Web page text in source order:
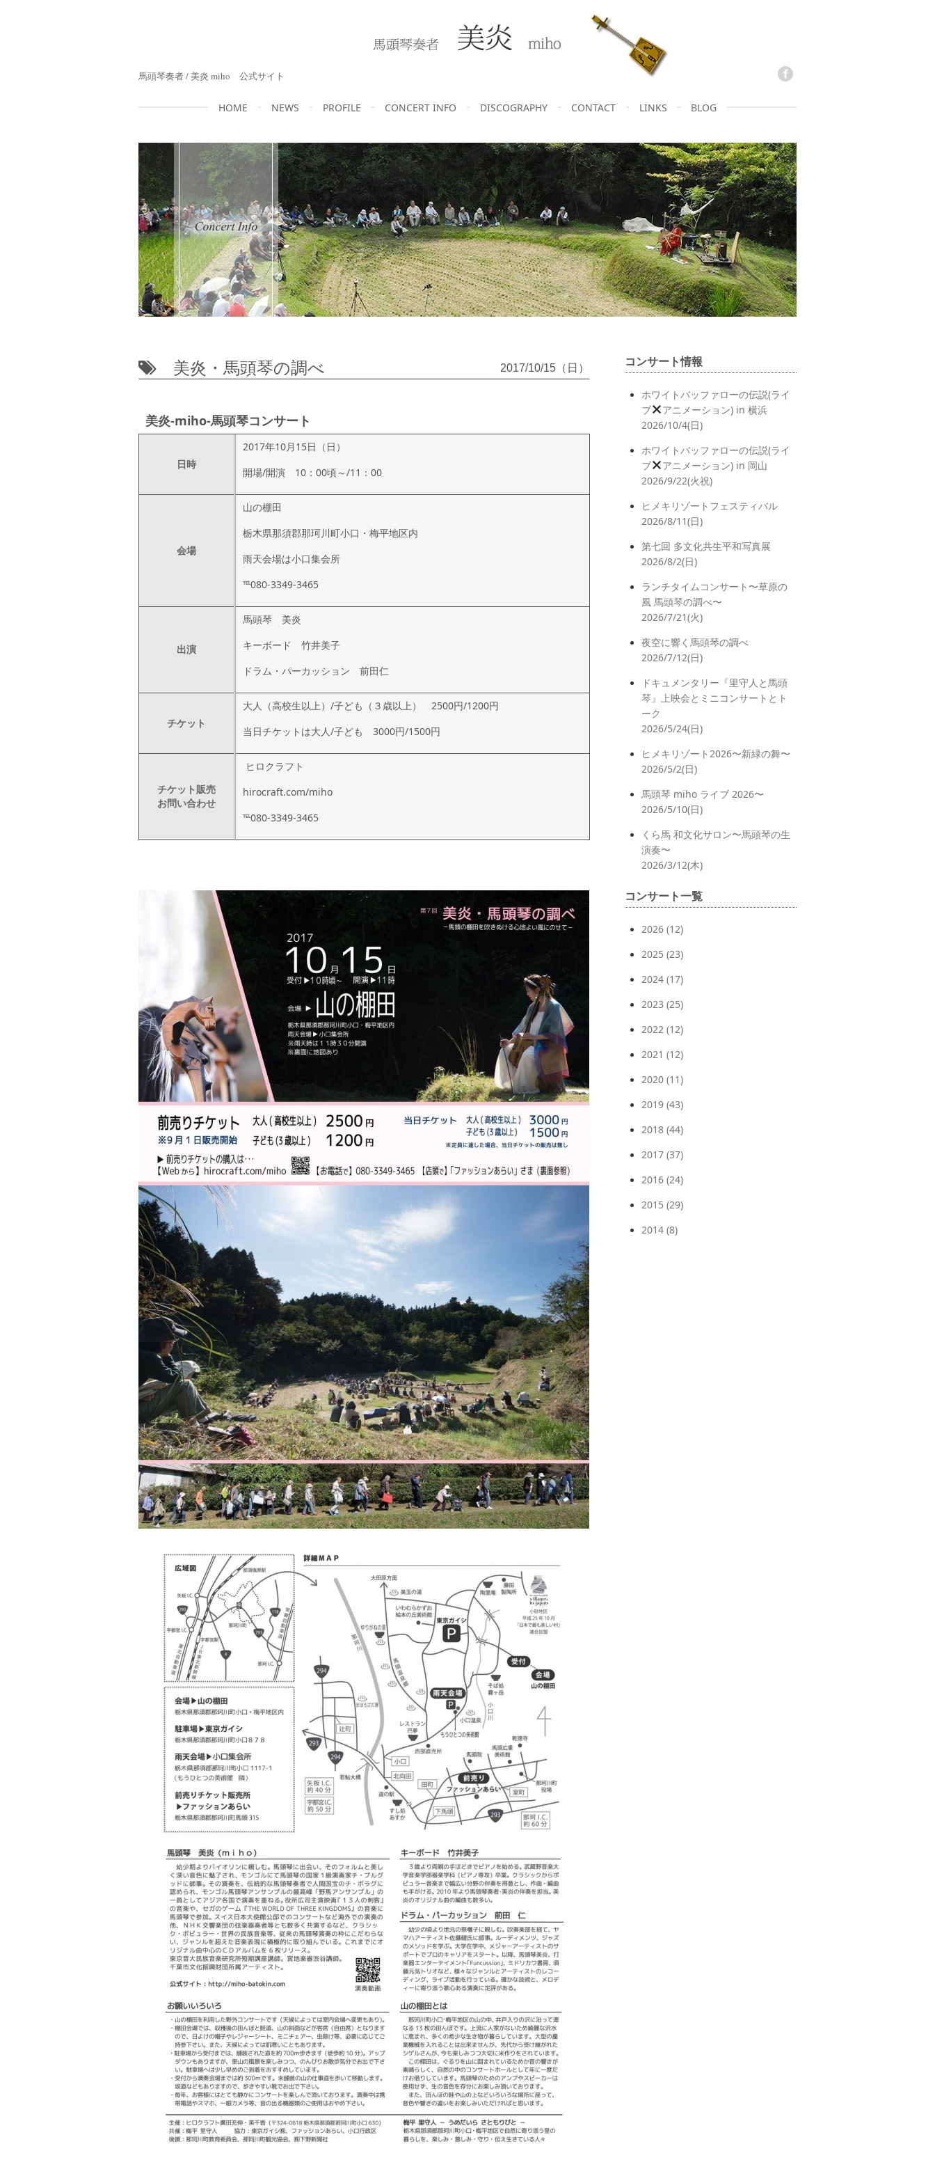
馬頭琴奏者 / 美炎 miho 公式サイト
HOME NEWS PROFILE CONCERT INFO DISCOGRAPHY CONTACT LINKS BLOG
美炎・馬頭琴の調べ 2017/10/15（日）
美炎-miho-馬頭琴コンサート
日時
2017年10月15日（日）
開場/開演 10：00頃～/11：00
会場
山の棚田
栃木県那須郡那珂川町小口・梅平地区内
雨天会場は小口集会所
℡080-3349-3465
出演
馬頭琴 美炎
キーボード 竹井美子
ドラム・パーカッション 前田仁
チケット
大人（高校生以上）/子ども（３歳以上） 2500円/1200円
当日チケットは大人/子ども 3000円/1500円
チケット販売
お問い合わせ
ヒロクラフト
hirocraft.com/miho
℡080-3349-3465
コンサート情報
ホワイトバッファローの伝説(ライ
ブ
アニメーション) in 横浜
2026/10/4(日)
ホワイトバッファローの伝説(ライ
ブ
アニメーション) in 岡山
2026/9/22(火祝)
ヒメキリゾートフェスティバル
2026/8/11(日)
第七回 多文化共生平和写真展
2026/8/2(日)
ランチタイムコンサート〜草原の
風 馬頭琴の調べ〜
2026/7/21(火)
夜空に響く馬頭琴の調べ
2026/7/12(日)
ドキュメンタリー『里守人と馬頭
琴』上映会とミニコンサートとト
ーク
2026/5/24(日)
ヒメキリゾート2026〜新緑の舞〜
2026/5/2(日)
馬頭琴 miho ライブ 2026〜
2026/5/10(日)
くら馬 和文化サロン〜馬頭琴の生
演奏〜
2026/3/12(木)
コンサート一覧
2026 (12)
2025 (23)
2024 (17)
2023 (25)
2022 (12)
2021 (12)
2020 (11)
2019 (43)
2018 (44)
2017 (37)
2016 (24)
2015 (29)
2014 (8)